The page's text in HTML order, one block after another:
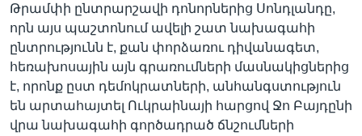
Թրամփի ընտրարշավի դոնորներից Սոնդլանդը,
որն այս պաշտոնում ավելի շատ նախագահի
ընտրությունն է, քան փորձառու դիվանագետ,
հեռախոսային այն գրառումների մասնակիցներից
է, որոնք ըստ դեմոկրատների, անհանգստություն
են արտահայտել Ուկրաինայի հարցով Ջո Բայդընի
վրա նախագահի գործադրած ճնշումների